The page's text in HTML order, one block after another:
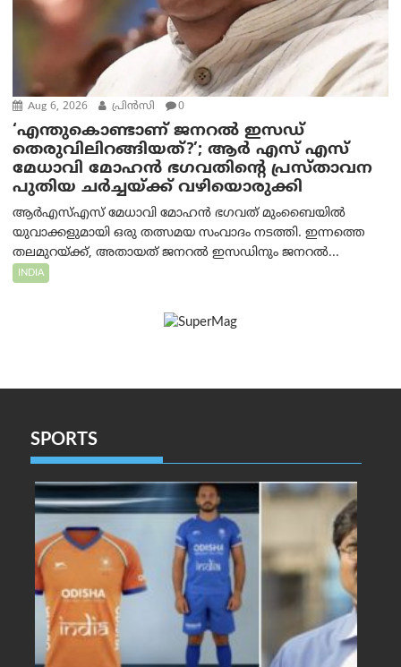
Aug 6, 2026 പ്രിന്‍സി 0
‘എന്തുകൊണ്ടാണ് ജനറൽ ഇസഡ്
തെരുവിലിറങ്ങിയത്?’; ആര്‍ എസ് എസ്
മേധാവി മോഹൻ ഭഗവതിന്റെ പ്രസ്താവന
പുതിയ ചര്‍ച്ചയ്ക്ക് വഴിയൊരുക്കി
ആർ‌എസ്‌എസ് മേധാവി മോഹൻ ഭഗവത് മുംബൈയിൽ
യുവാക്കളുമായി ഒരു തത്സമയ സംവാദം നടത്തി. ഇന്നത്തെ
തലമുറയ്ക്ക്, അതായത് ജനറൽ ഇസഡിനും ജനറൽ...
INDIA
SPORTS